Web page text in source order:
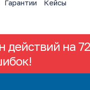
Гарантии Кейсы
действий на